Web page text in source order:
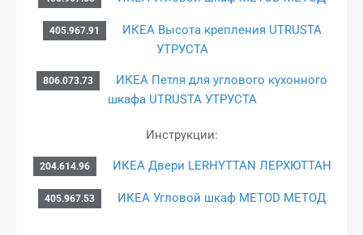
405.967.91
ИКЕА Высота крепления UTRUSTA
УТРУСТА
806.073.73
ИКЕА Петля для углового кухонного
шкафа UTRUSTA УТРУСТА
Инструкции:
204.614.96 ИКЕА Двери LERHYTTAN ЛЕРХЮТТАН
405.967.53 ИКЕА Угловой шкаф METOD МЕТОД